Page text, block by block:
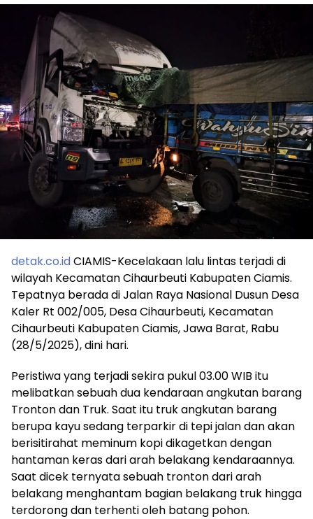
detak.co.idCIAMIS-Kecelakaan lalu lintas terjadi di
wilayah Kecamatan Cihaurbeuti Kabupaten Ciamis.
Tepatnya berada di Jalan Raya Nasional Dusun Desa
Kaler Rt 002/005, Desa Cihaurbeuti, Kecamatan
Cihaurbeuti Kabupaten Ciamis, Jawa Barat, Rabu
(28/5/2025), dini hari.
Peristiwa yang terjadi sekira pukul 03.00 WIB itu
melibatkan sebuah dua kendaraan angkutan barang
Tronton dan Truk. Saat itu truk angkutan barang
berupa kayu sedang terparkir di tepi jalan dan akan
berisitirahat meminum kopi dikagetkan dengan
hantaman keras dari arah belakang kendaraannya.
Saat dicek ternyata sebuah tronton dari arah
belakang menghantam bagian belakang truk hingga
terdorong dan terhenti oleh batang pohon.